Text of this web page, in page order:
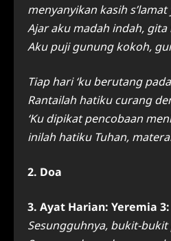
menyanyikan kasih
Ajar aku madah indah,
Aku puji gunung kokoh,
Tiap hari ‘ku berutang
Rantailah hatiku curang
‘Ku dipikat pencobaan
inilah hatiku Tuhan,
2. Doa
3. Ayat Harian: Yeremia 3:
Sesungguhnya, bukit-